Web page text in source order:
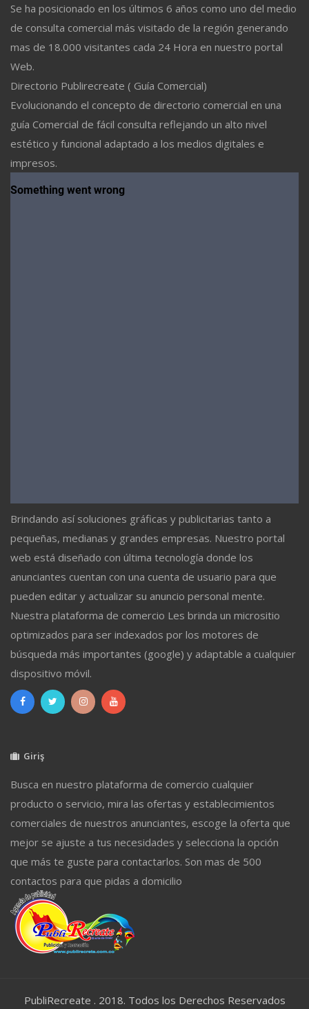
Se ha posicionado en los últimos 6 años como uno del medio
de consulta comercial más visitado de la región generando
mas de 18.000 visitantes cada 24 Hora en nuestro portal
Web.
Directorio Publirecreate ( Guía Comercial)
Evolucionando el concepto de directorio comercial en una
guía Comercial de fácil consulta reflejando un alto nivel
estético y funcional adaptado a los medios digitales e
impresos.
Brindando así soluciones gráficas y publicitarias tanto a
pequeñas, medianas y grandes empresas. Nuestro portal
web está diseñado con última tecnología donde los
anunciantes cuentan con una cuenta de usuario para que
pueden editar y actualizar su anuncio personal mente.
Nuestra plataforma de comercio Les brinda un micrositio
optimizados para ser indexados por los motores de
búsqueda más importantes (google) y adaptable a cualquier
dispositivo móvil.
Giriş
Busca en nuestro plataforma de comercio cualquier
producto o servicio, mira las ofertas y establecimientos
comerciales de nuestros anunciantes, escoge la oferta que
mejor se ajuste a tus necesidades y selecciona la opción
que más te guste para contactarlos. Son mas de 500
contactos para que pidas a domicilio
PubliRecreate . 2018. Todos los Derechos Reservados